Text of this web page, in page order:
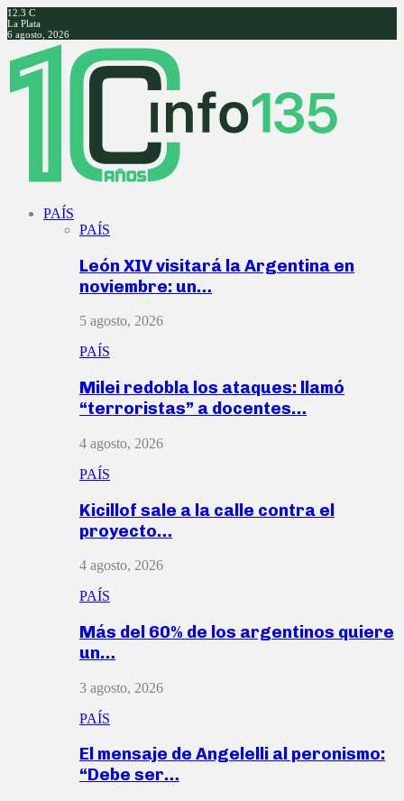
12.3 C
La Plata
6 agosto, 2026
Facebook
Twitter
Instagram
Youtube
PAÍS
PAÍS
León XIV visitará la Argentina en
noviembre: un…
5 agosto, 2026
PAÍS
Milei redobla los ataques: llamó
“terroristas” a docentes…
4 agosto, 2026
PAÍS
Kicillof sale a la calle contra el
proyecto…
4 agosto, 2026
PAÍS
Más del 60% de los argentinos quiere
un…
3 agosto, 2026
PAÍS
El mensaje de Angelelli al peronismo:
“Debe ser…